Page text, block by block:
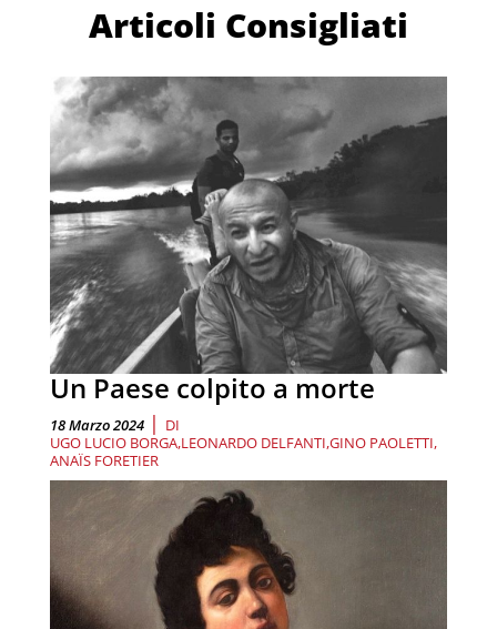
Articoli Consigliati
Un Paese colpito a morte
18 Marzo 2024 | DI
UGO LUCIO BORGA LEONARDO DELFANTI GINO PAOLETTI
ANAÏS FORETIER